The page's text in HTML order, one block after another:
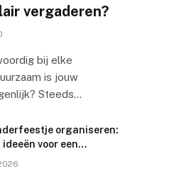
vergaderen?
bij elke
is jouw
Steeds…
organiseren:
voor een